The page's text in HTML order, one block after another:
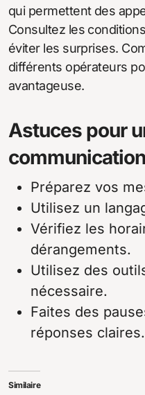
qui permettent des
Consultez les
éviter les surprises.
différents opérateurs
avantageuse.
Astuces pour
Préparez vos
Utilisez un
Vérifiez les
dérangements.
Utilisez des
nécessaire.
Faites des
réponses claires.
Similaire